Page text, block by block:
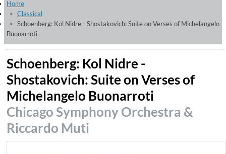
Hörtipps
Videos
Home
Classical
Schoenberg: Kol Nidre - Shostakovich: Suite on Verses of Michelangelo
Buonarroti
Schoenberg: Kol Nidre -
Shostakovich: Suite on Verses of
Michelangelo Buonarroti
Chicago Symphony Orchestra &
Riccardo Muti